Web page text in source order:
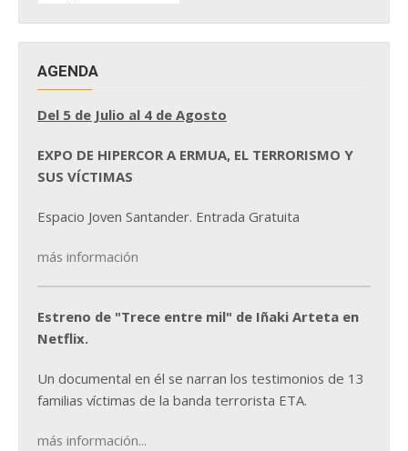
AGENDA
Del 5 de Julio al 4 de Agosto
EXPO DE HIPERCOR A ERMUA, EL TERRORISMO Y
SUS VÍCTIMAS
Espacio Joven Santander. Entrada Gratuita
más información
Estreno de "Trece entre mil" de Iñaki Arteta en
Netflix.
Un documental en él se narran los testimonios de 13
familias víctimas de la banda terrorista ETA.
más información...